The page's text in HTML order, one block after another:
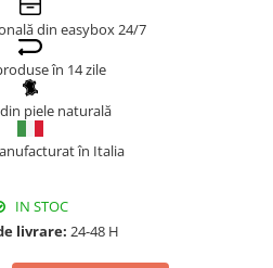
din easybox 24/7
în 14 zile
piele naturală
în Italia
IN STOC
livrare: 24-48 H